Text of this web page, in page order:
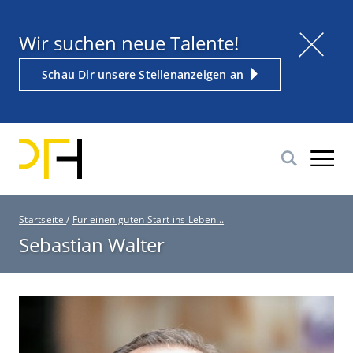
InhaltTitel
Wir suchen neue Talente!
Link
Schau Dir unsere Stellenanzeigen an
P
f
a
a
Startseite/ Für einen guten Start ins Leben...
Sebastian Walter